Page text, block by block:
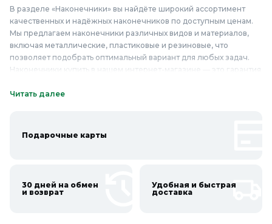
В разделе «Наконечники» вы найдёте широкий ассортимент
качественных и надёжных наконечников по доступным ценам.
Мы предлагаем наконечники различных видов и материалов,
включая металлические, пластиковые и резиновые, что
позволяет подобрать оптимальный вариант для любых задач.
Наконечники купить в нашем интернет-магазине — это гарантия
ремонте, а также при выполнении отделочных работ,
отличаются высокой прочностью и устойчивостью к внешним
долговечности!
Читать далее
Подарочные карты
30 дней на обмен
и возврат
Удобная и быстрая
доставка